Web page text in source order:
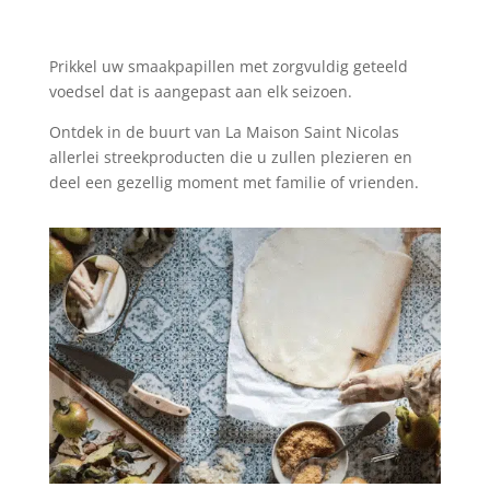
Prikkel uw smaakpapillen met zorgvuldig geteeld
voedsel dat is aangepast aan elk seizoen.
Ontdek in de buurt van La Maison Saint Nicolas
allerlei streekproducten die u zullen plezieren en
deel een gezellig moment met familie of vrienden.